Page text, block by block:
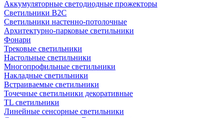
Аккумуляторные светодиодные прожекторы
Светильники B2C
Светильники настенно-потолочные
Архитектурно-парковые светильники
Фонари
Трековые светильники
Настольные светильники
Многопрофильные светильники
Накладные светильники
Встраиваемые светильники
Точечные светильники декоративные
TL светильники
Линейные сенсорные светильники